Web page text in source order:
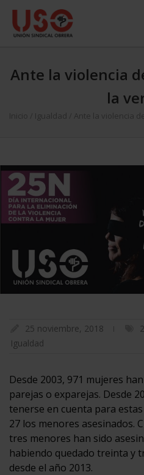
Ante la violencia
la
Inicio Igualdad Ante la violencia
25 noviembre, 2018
Igualdad
Desde 2003, 971 mujeres
parejas o exparejas. Desde
tenerse en cuenta para
27 los menores asesinados.
tres menores han sido
habiendo quedado treinta y
desde el año 2013.